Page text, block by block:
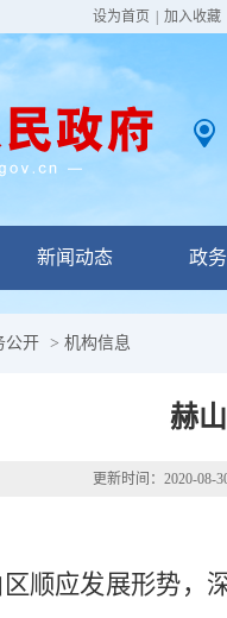
设为首页 加入收藏
新闻动态 政
公开 > 机构信息
赫
更新时间： 2020-08-
顺应发展形势，